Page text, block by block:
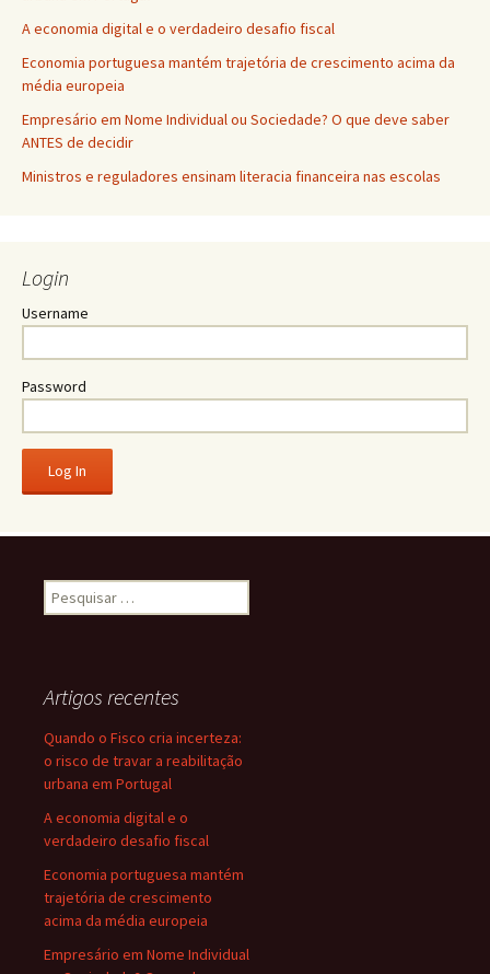
A economia digital e o verdadeiro desafio fiscal
Economia portuguesa mantém trajetória de crescimento acima da
média europeia
Empresário em Nome Individual ou Sociedade? O que deve saber
ANTES de decidir
Ministros e reguladores ensinam literacia financeira nas escolas
Login
Username
Password
Pesquisar
por:
Artigos recentes
Quando o Fisco cria incerteza:
o risco de travar a reabilitação
urbana em Portugal
A economia digital e o
verdadeiro desafio fiscal
Economia portuguesa mantém
trajetória de crescimento
acima da média europeia
Empresário em Nome Individual